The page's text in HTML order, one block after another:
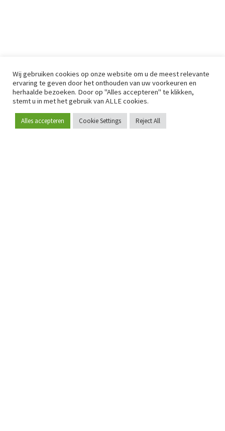
Word lid
Wij gebruiken cookies op onze website om u de meest relevante
ervaring te geven door het onthouden van uw voorkeuren en
herhaalde bezoeken. Door op "Alles accepteren" te klikken,
stemt u in met het gebruik van ALLE cookies.
Alles accepteren Cookie Settings Reject All